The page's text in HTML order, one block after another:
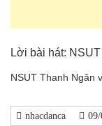
Lời bài hát:
NSUT Thanh Ngân
nhacdanca